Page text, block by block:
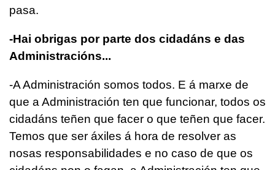
pasa.
-Hai obrigas por parte dos cidadáns e das
Administracións...
-A Administración somos todos. E á marxe de
que a Administración ten que funcionar, todos os
cidadáns teñen que facer o que teñen que facer.
Temos que ser áxiles á hora de resolver as
nosas responsabilidades e no caso de que os